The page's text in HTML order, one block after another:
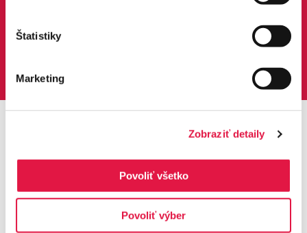
Štatistiky
Marketing
Zobraziť detaily
Povoliť všetko
Povoliť výber
Přidat funkce platební brány >
Spravujte platby v reálném